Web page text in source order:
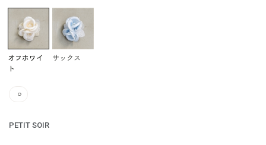
オフホワイ
ト
サックス
○
PETIT SOIR